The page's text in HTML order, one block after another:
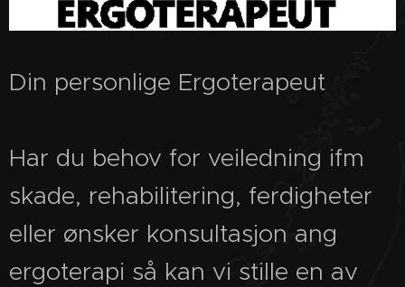
Din personlige Ergoterapeut
Har du behov for veiledning ifm
skade, rehabilitering, ferdigheter
eller ønsker konsultasjon ang
ergoterapi så kan vi stille en av